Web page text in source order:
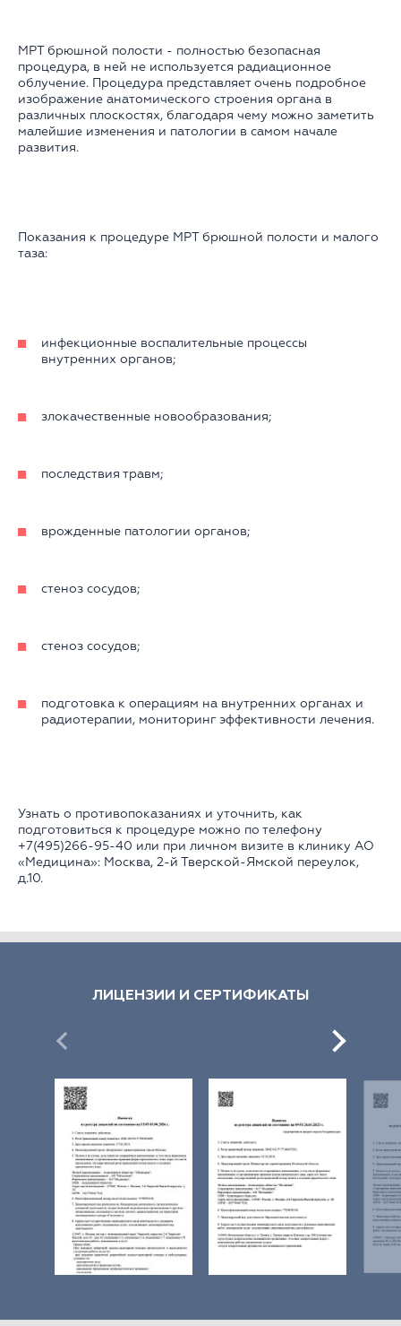
МРТ брюшной полости - полностью безопасная
процедура, в ней не используется радиационное
облучение. Процедура представляет очень подробное
изображение анатомического строения органа в
различных плоскостях, благодаря чему можно заметить
малейшие изменения и патологии в самом начале
развития.
Показания к процедуре МРТ брюшной полости и малого
таза:
инфекционные воспалительные процессы
внутренних органов;
злокачественные новообразования;
последствия травм;
врожденные патологии органов;
стеноз сосудов;
стеноз сосудов;
подготовка к операциям на внутренних органах и
радиотерапии, мониторинг эффективности лечения.
Узнать о противопоказаниях и уточнить, как
подготовиться к процедуре можно по телефону
+7(495)266-95-40 или при личном визите в клинику АО
«Медицина»: Москва, 2-й Тверской-Ямской переулок,
д.10.
ЛИЦЕНЗИИ И СЕРТИФИКАТЫ